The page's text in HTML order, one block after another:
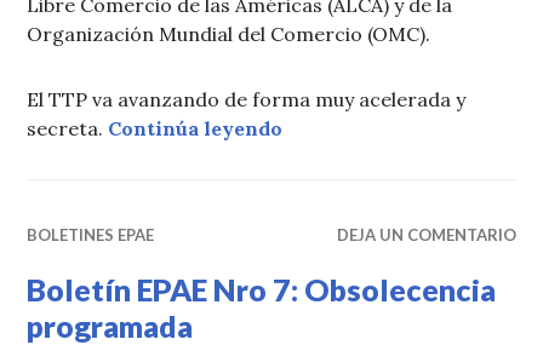
Organización Mundial del Comercio (OMC).
El TTP va avanzando de forma muy acelerada y
secreta. Continúa leyendo
BOLETINES EPAE DEJA UN COMENTARIO
Boletín EPAE Nro 7: Obsolecencia
programada